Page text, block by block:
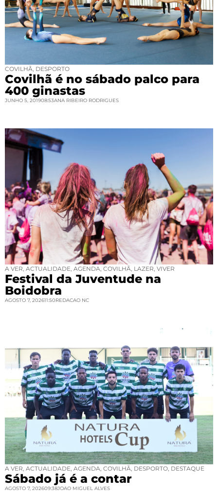
COVILHÃ DESPORTO
Covilhã é no sábado palco para
400 ginastas
JUNHO 5, 201908:53ANA RIBEIRO RODRIGUES
A VER ACTUALIDADE AGENDA COVILHÃ LAZER VIVER
Festival da Juventude na
Boidobra
AGOSTO 7, 202611:50REDACAO NC
A VER ACTUALIDADE AGENDA COVILHÃ DESPORTO DESTAQUE
Sábado já é a contar
AGOSTO 7, 202609:38JOAO MIGUEL ALVES